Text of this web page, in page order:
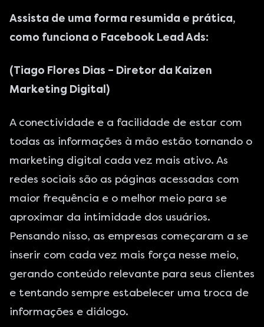
Assista de uma forma resumida e prática,
como funciona o Facebook Lead Ads:
(Tiago Flores Dias – Diretor da Kaizen
Marketing Digital)
A conectividade e a facilidade de estar com
todas as informações à mão estão tornando o
marketing digital cada vez mais ativo. As
redes sociais são as páginas acessadas com
maior frequência e o melhor meio para se
aproximar da intimidade dos usuários.
Pensando nisso, as empresas começaram a se
inserir com cada vez mais força nesse meio,
gerando conteúdo relevante para seus clientes
e tentando sempre estabelecer uma troca de
informações e diálogo.